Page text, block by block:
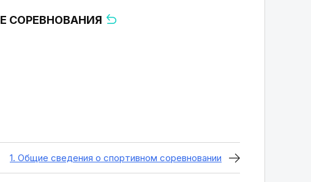
СОРЕВНОВАНИЯ
1. Общие сведения о спортивном соревновании